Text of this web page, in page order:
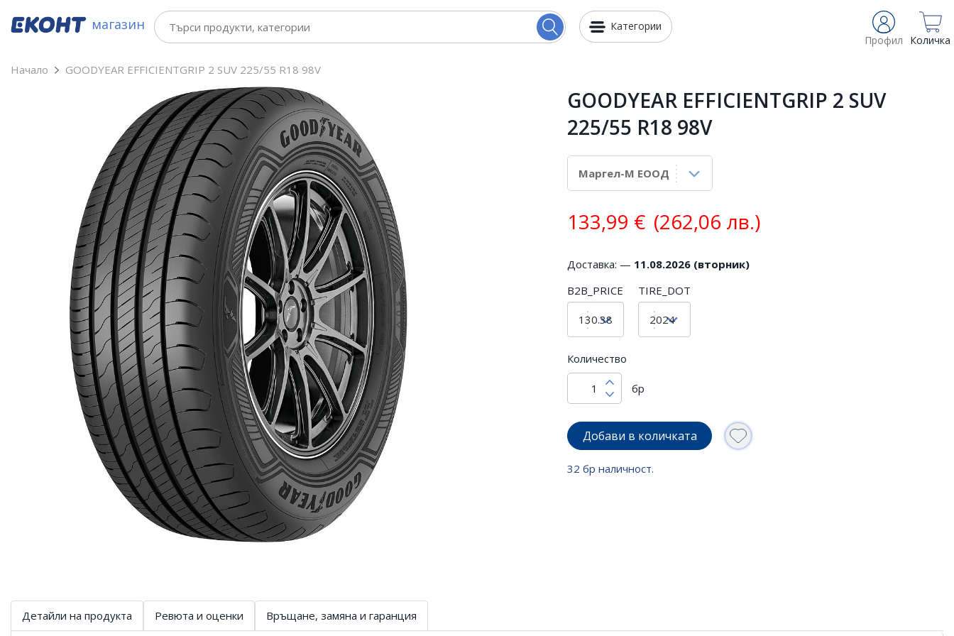
магазин
Профил Количка
Категории
Начало GOODYEAR EFFICIENTGRIP 2 SUV 225/55 R18 98V
GOODYEAR EFFICIENTGRIP 2 SUV
225/55 R18 98V
133,99 € (262,06 лв.)
Доставка: — 11.08.2026 (вторник)
B2B_PRICE
TIRE_DOT
Количество
бр
Добави в количката
32 бр наличност.
Детайли на продукта Ревюта и оценки Връщане, замяна и гаранция